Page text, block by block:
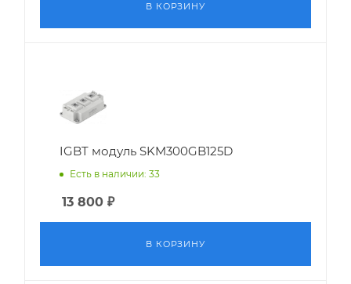
В КОРЗИНУ
IGBT модуль SKM300GB125D
Есть в наличии: 33
13 800 ₽
В КОРЗИНУ